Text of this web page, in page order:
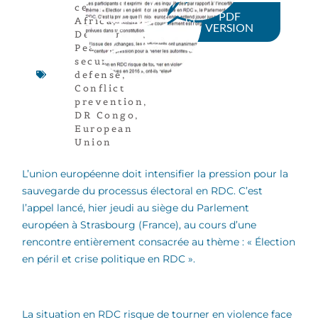
central
Africa,
Democracy,
Peace,
security,
defense,
Conflict
prevention,
DR Congo,
European
Union
PDF
VERSION
L’union européenne doit intensifier la pression pour la
sauvegarde du processus électoral en RDC. C’est
l’appel lancé, hier jeudi au siège du Parlement
européen à Strasbourg (France), au cours d’une
rencontre entièrement consacrée au thème : « Élection
en péril et crise politique en RDC ».
La situation en RDC risque de tourner en violence face